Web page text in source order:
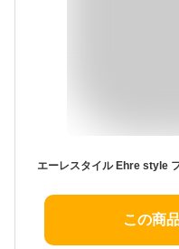
この商